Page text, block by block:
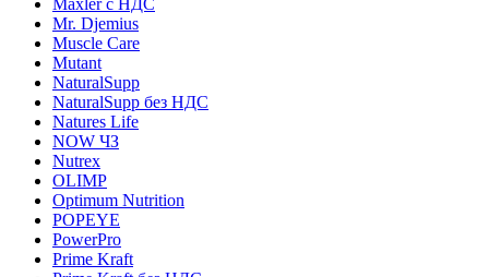
Mr. Djemius
Muscle Care
Mutant
NaturalSupp
NaturalSupp без НДС
Natures Life
NOW ЧЗ
Nutrex
OLIMP
Optimum Nutrition
POPEYE
PowerPro
Prime Kraft